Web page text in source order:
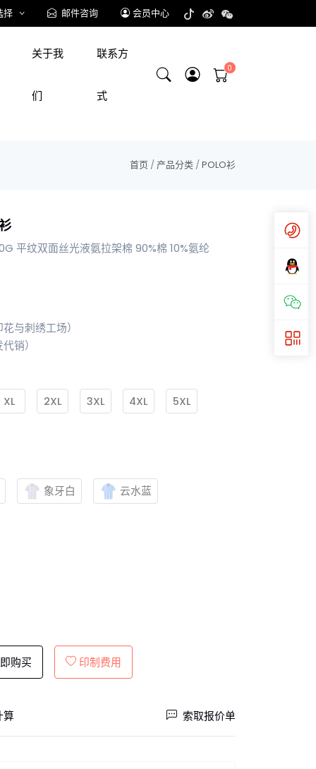
择 邮件咨询 会员中心
关于我
们
联系方
式
首页 /产品分类 /POLO衫
平纹双面丝光液氨拉架棉 90%棉 10%氨纶
与刺绣工场）
销）
XL 2XL 3XL 4XL 5XL
象牙白 云水蓝
购买 印制费用
算 索取报价单